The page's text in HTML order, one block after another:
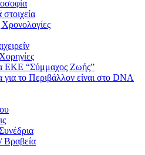
Χρονολογίες
ΕΚΕ “Σύμμαχος Ζωής”
το Περιβάλλον είναι στο DNA
Βραβεία